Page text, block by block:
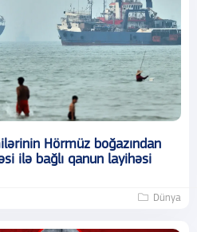
Hörmüz boğazından
ilə bağlı qanun layihəsi
Dünya